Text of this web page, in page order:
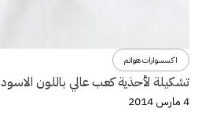
اكسسوارات هوانم
تشكيلة لأحذية كعب عالي باللون الاسود
4 مارس 2014